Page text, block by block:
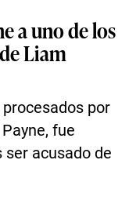
a uno de los
Liam
por
fue
acusado de